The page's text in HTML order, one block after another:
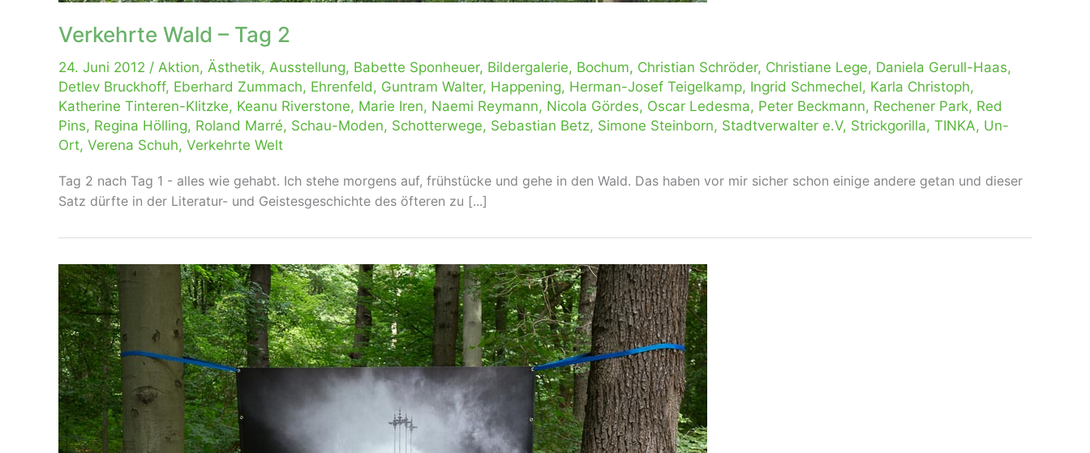
Verkehrte Wald – Tag 2
24. Juni 2012 / Aktion, Ästhetik, Ausstellung, Babette Sponheuer, Bildergalerie, Bochum, Christian Schröder, Christiane Lege, Daniela Gerull-Haas,
Detlev Bruckhoff, Eberhard Zummach, Ehrenfeld, Guntram Walter, Happening, Herman-Josef Teigelkamp, Ingrid Schmechel, Karla Christoph,
Katherine Tinteren-Klitzke, Keanu Riverstone, Marie Iren, Naemi Reymann, Nicola Gördes, Oscar Ledesma, Peter Beckmann, Rechener Park, Red
Pins, Regina Hölling, Roland Marré, Schau-Moden, Schotterwege, Sebastian Betz, Simone Steinborn, Stadtverwalter e.V, Strickgorilla, TINKA, Un-
Ort, Verena Schuh, Verkehrte Welt
Tag 2 nach Tag 1 - alles wie gehabt. Ich stehe morgens auf, frühstücke und gehe in den Wald. Das haben vor mir sicher schon einige andere getan und dieser
Satz dürfte in der Literatur- und Geistesgeschichte des öfteren zu [...]